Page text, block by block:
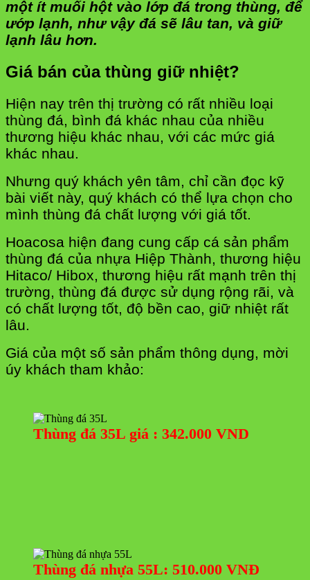
một ít muối hột vào lớp đá trong thùng, để
ướp lạnh, như vậy đá sẽ lâu tan, và giữ
lạnh lâu hơn.
Giá bán của thùng giữ nhiệt?
Hiện nay trên thị trường có rất nhiều loại
thùng đá, bình đá khác nhau của nhiều
thương hiệu khác nhau, với các mức giá
khác nhau.
Nhưng quý khách yên tâm, chỉ cần đọc kỹ
bài viết này, quý khách có thể lựa chọn cho
mình thùng đá chất lượng với giá tốt.
Hoacosa hiện đang cung cấp cá sản phẩm
thùng đá của nhựa Hiệp Thành, thương hiệu
Hitaco/ Hibox, thương hiệu rất mạnh trên thị
trường, thùng đá được sử dụng rộng rãi, và
có chất lượng tốt, độ bền cao, giữ nhiệt rất
lâu.
Giá của một số sản phẩm thông dụng, mời
úy khách tham khảo:
Thùng đá 35L giá : 342.000 VND
Thùng đá nhựa 55L: 510.000 VNĐ